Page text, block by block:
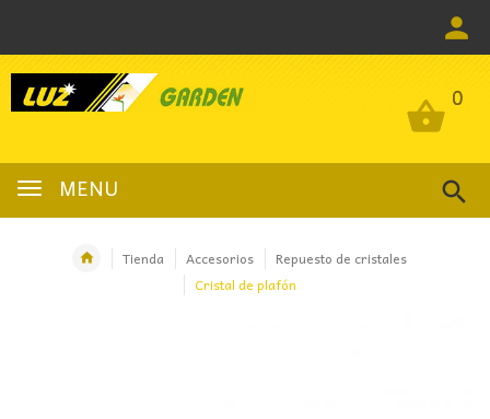
0
MENU
0
Tienda Accesorios
Repuesto de cristales
Cristal de plafón